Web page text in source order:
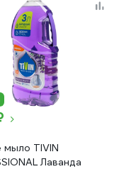
TIVIN
Лаванда